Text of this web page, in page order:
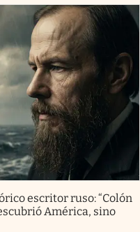
escritor ruso: “Colón
América, sino